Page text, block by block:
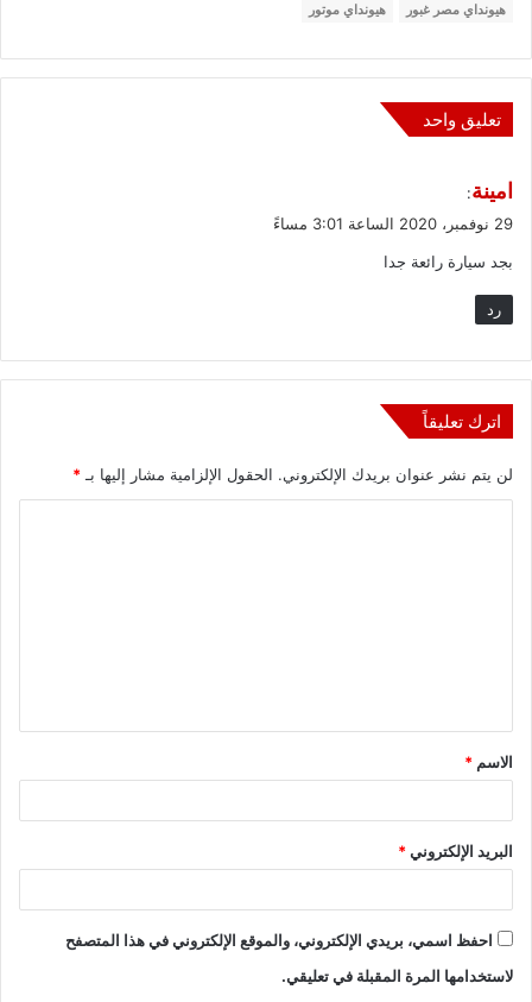
هيونداي مصر غبور
هيونداي موتور
تعليق واحد
ي
ل
امينة:
29 نوفمبر، 2020 الساعة 3:01 مساءً
بجد سيارة رائعة جدا
رد
اترك تعليقاً
لن يتم نشر عنوان بريدك الإلكتروني. الحقول الإلزامية مشار إليها بـ *
ق
*
الاسم *
البريد الإلكتروني*
احفظ اسمي، بريدي الإلكتروني، والموقع الإلكتروني في هذا المتصفح
لاستخدامها المرة المقبلة في تعليقي.